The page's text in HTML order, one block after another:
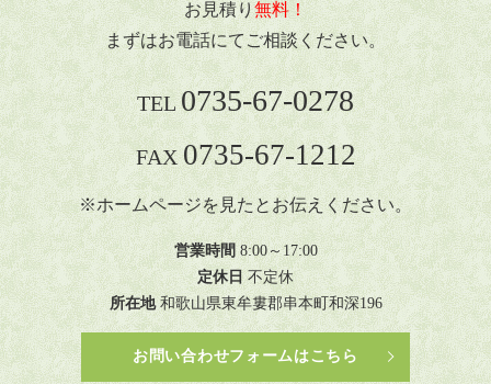
お見積り無料！
まずはお電話にてご相談ください。
TEL0735-67-0278
FAX0735-67-1212
※ホームページを見たとお伝えください。
営業時間 8:00～17:00
定休日不定休
所在地和歌山県東牟婁郡串本町和深196
お問い合わせフォームはこちら